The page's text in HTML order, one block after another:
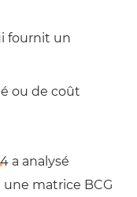
fournit un
ou de coût
a analysé
une matrice BCG